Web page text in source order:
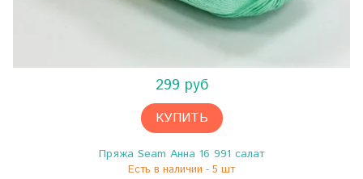
299 руб
КУПИТЬ
Пряжа Seam Анна 16 991 салат
Есть в наличии - 5 шт